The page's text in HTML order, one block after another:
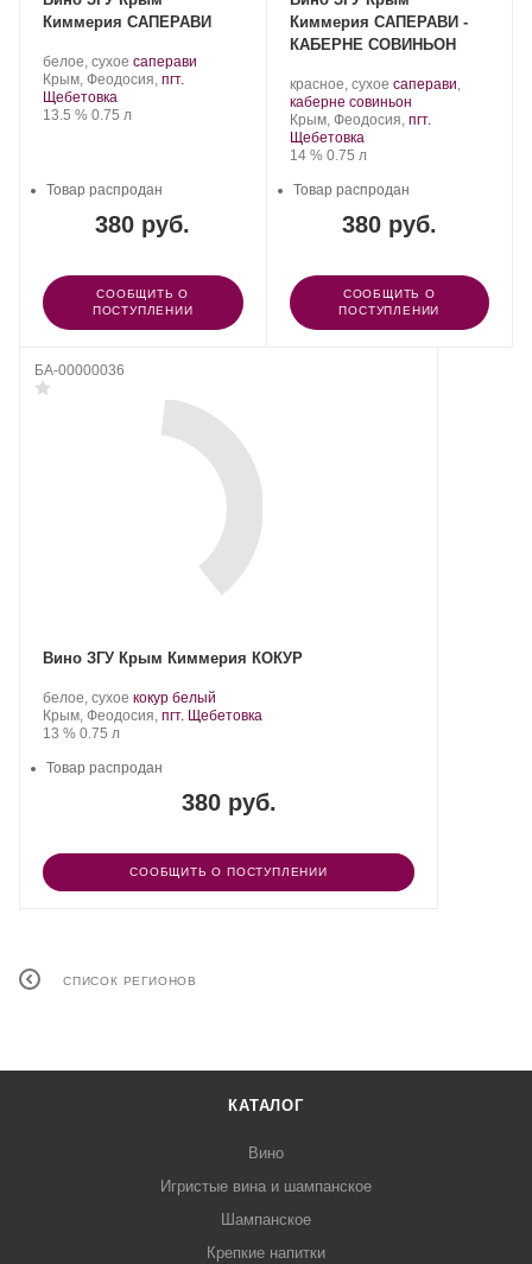
Киммерия САПЕРАВИ
Производитель:
АО
«Золотое
поле».
белое, сухое .
Сорт
саперави
Регион:
Крым, Феодосия, пгт.
Щебетовка
Крепость
13.5 %. Объем
0.75 л
380 руб.
Товар распродан
СООБЩИТЬ О
ПОСТУПЛЕНИИ
Киммерия САПЕРАВИ -
КАБЕРНЕ СОВИНЬОН
Производитель:
АО
«Золотое
поле».
красное, сухое .
Сорт
винограда:
саперави,
каберне совиньон.
Регион:
Крым, Феодосия, пгт.
Щебетовка
Крепость
14 %. Объем
0.75 л
380 руб.
Товар распродан
СООБЩИТЬ О
ПОСТУПЛЕНИИ
БА-00000036
Вино ЗГУ Крым Киммерия КОКУР
Производитель:
АО
«Золотое
белое, сухое .
Сорт
кокур белый
Регион:
Крым, Феодосия, пгт. Щебетовка
Крепость
13 %. Объем
0.75 л
380 руб.
Товар распродан
СООБЩИТЬ О ПОСТУПЛЕНИИ
СПИСОК РЕГИОНОВ
КАТАЛОГ
Вино
Игристые вина и шампанское
Шампанское
Крепкие напитки